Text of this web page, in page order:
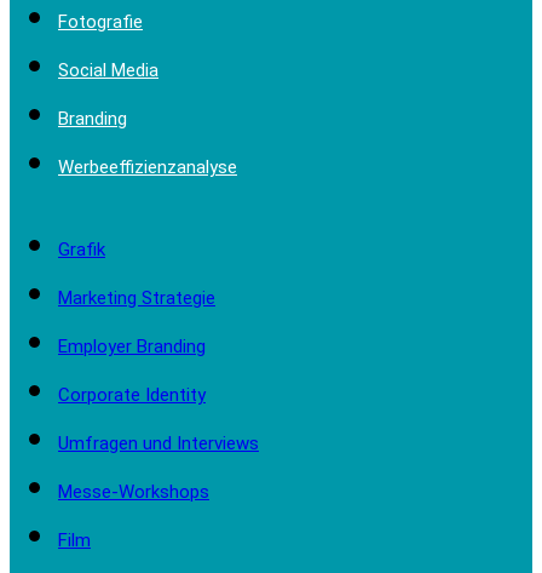
Fotografie
Social Media
Branding
Werbeeffizienzanalyse
Grafik
Marketing Strategie
Employer Branding
Corporate Identity
Umfragen und Interviews
Messe-Workshops
Film